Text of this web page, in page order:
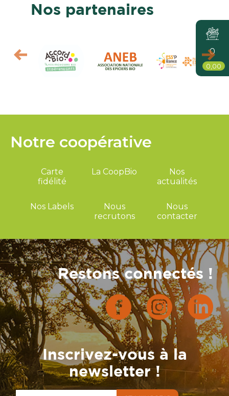
0
0,00
Nos partenaires
Restons connectés !
Inscrivez-vous à la
newsletter !
Notre coopérative
Carte
fidélité
La CoopBio
Nos
actualités
Nos Labels
Nous
recrutons
Nous
contacter